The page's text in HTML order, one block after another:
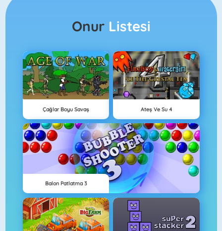
Onur Listesi
Çağlar Boyu Savaş Ateş Ve Su 4
Balon Patlatma 3